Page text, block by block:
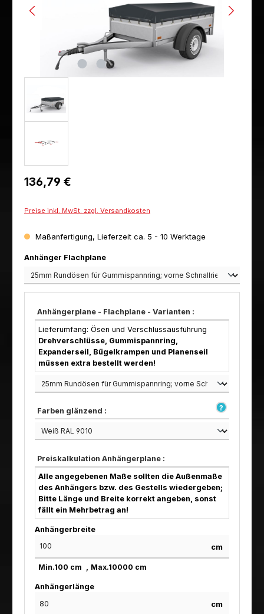
Regulärer Preis:
136,79 €
Preise inkl. MwSt. zzgl. Versandkosten
Maßanfertigung, Lieferzeit ca. 5 - 10 Werktage
Anhänger Flachplaneauswählen
Anhängerplane - Flachplane - Varianten :
Lieferumfang: Ösen und Verschlussausführung
Drehverschlüsse, Gummispannring,
Expanderseil, Bügelkrampen und Planenseil
müssen extra bestellt werden!
Farben glänzend :
Preiskalkulation Anhängerplane :
Alle angegebenen Maße sollten die Außenmaße
des Anhängers bzw. des Gestells wiedergeben;
Bitte Länge und Breite korrekt angeben, sonst
fällt ein Mehrbetrag an!
Anhängerbreite
cm
Min.100 cm Max.10000 cm
Anhängerlänge
cm